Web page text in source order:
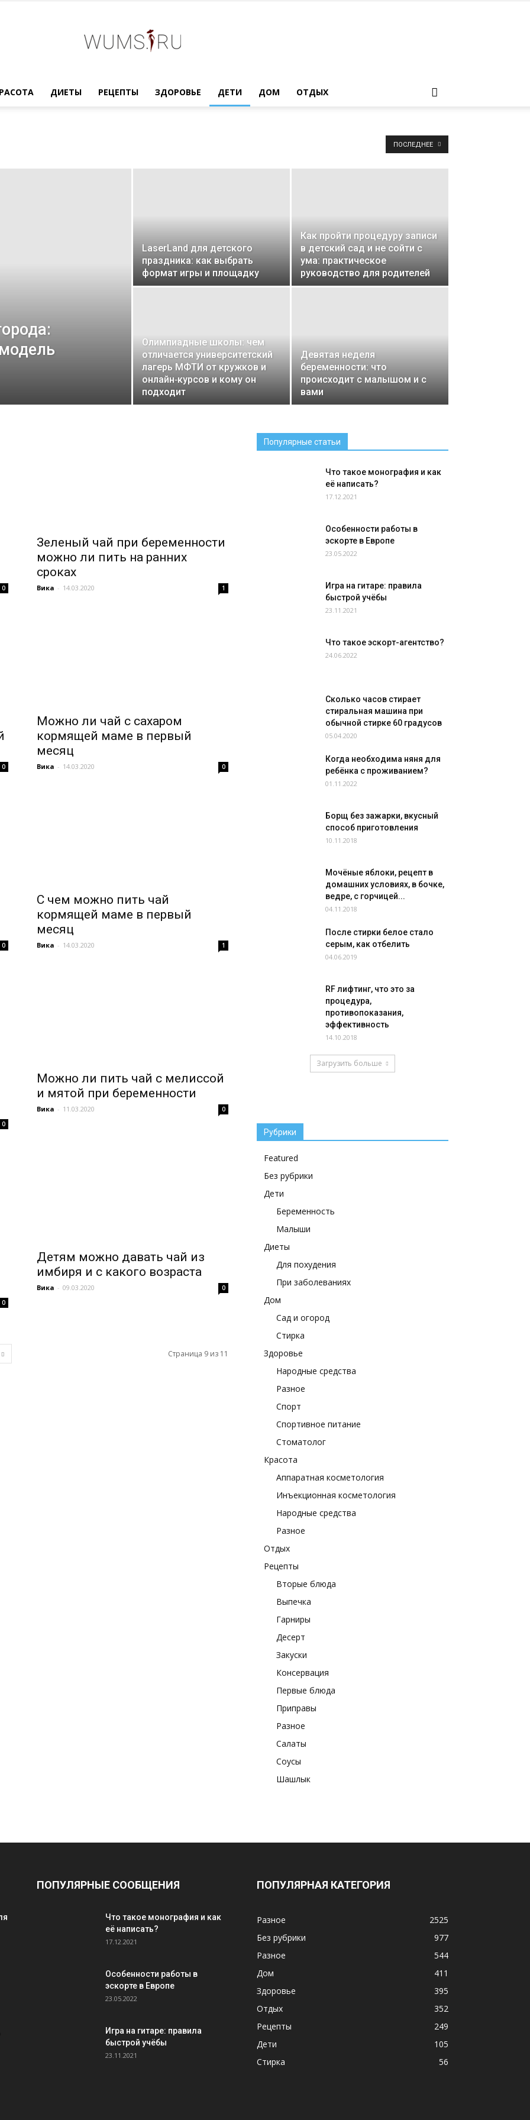
Женский
журнал
WUMENS.SU
ДИЕТЫ РЕЦЕПТЫ ЗДОРОВЬЕ ДЕТИ ДОМ ОТДЫХ
ПОСЛЕДНЕЕ
LaserLand для детского
праздника: как выбрать
формат игры и площадку
Как пройти процедуру записи
в детский сад и не сойти с
ума: практическое
руководство для родителей
Олимпиадные школы: чем
отличается университетский
лагерь МФТИ от кружков и
онлайн‑курсов и кому он
подходит
Девятая неделя
беременности: что
происходит с малышом и с
вами
0
Зеленый чай при беременности
можно ли пить на ранних
сроках
Вика - 14.03.2020 1
0
Можно ли чай с сахаром
кормящей маме в первый
месяц
Вика - 14.03.2020 0
0
С чем можно пить чай
кормящей маме в первый
месяц
Вика - 14.03.2020 1
0
Можно ли пить чай с мелиссой
и мятой при беременности
Вика - 11.03.2020 0
0
Детям можно давать чай из
имбиря и с какого возраста
Вика - 09.03.2020 0
Страница 9 из 11
Популярные статьи
Что такое монография и как
её написать?
17.12.2021
Особенности работы в
эскорте в Европе
23.05.2022
Игра на гитаре: правила
быстрой учёбы
23.11.2021
Что такое эскорт-агентство?
24.06.2022
Сколько часов стирает
стиральная машина при
обычной стирке 60 градусов
05.04.2020
Когда необходима няня для
ребёнка с проживанием?
01.11.2022
Борщ без зажарки, вкусный
способ приготовления
10.11.2018
Мочёные яблоки, рецепт в
домашних условиях, в бочке,
ведре, с горчицей...
04.11.2018
После стирки белое стало
серым, как отбелить
04.06.2019
RF лифтинг, что это за
процедура,
противопоказания,
эффективность
14.10.2018
Загрузить больше
Рубрики
Featured
Без рубрики
Дети
Беременность
Малыши
Диеты
Для похудения
При заболеваниях
Дом
Сад и огород
Стирка
Здоровье
Народные средства
Разное
Спорт
Спортивное питание
Стоматолог
Красота
Аппаратная косметология
Инъекционная косметология
Народные средства
Разное
Отдых
Рецепты
Вторые блюда
Выпечка
Гарниры
Десерт
Закуски
Консервация
Первые блюда
Приправы
Разное
Салаты
Соусы
Шашлык
ПОПУЛЯРНЫЕ СООБЩЕНИЯ
Что такое монография и как
её написать?
17.12.2021
Особенности работы в
эскорте в Европе
23.05.2022
Игра на гитаре: правила
быстрой учёбы
23.11.2021
ПОПУЛЯРНАЯ КАТЕГОРИЯ
Разное
2525
Без рубрики
977
Разное
544
Дом
411
Здоровье
395
Отдых
352
Рецепты
249
Дети
105
Стирка
56